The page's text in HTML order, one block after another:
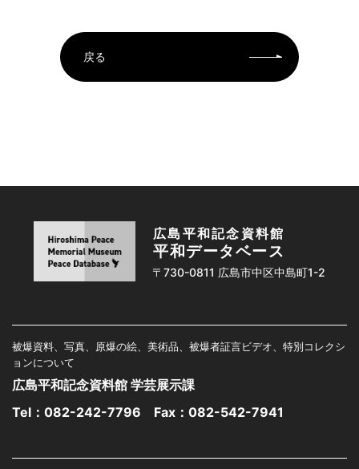
戻る
広島平和記念資料館
平和データベース
〒730-0811 広島市中区中島町1-2
被爆資料、写真、原爆の絵、美術品、被爆者証言ビデオ、特別コレクシ
ョンについて
広島平和記念資料館 学芸展示課
Tel： 082-242-7796 Fax：082-542-7941